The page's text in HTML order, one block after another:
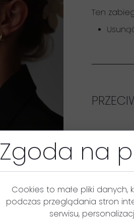
Ten
Zgoda na
Cookies to małe pliki
podczas przeglądania stron
serwisu,